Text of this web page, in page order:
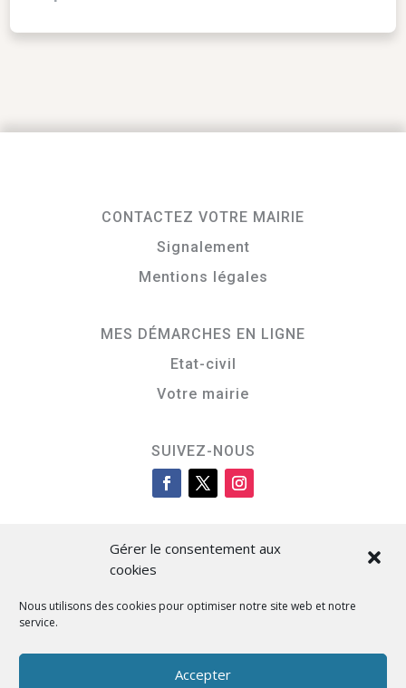
Gérer le consentement aux
cookies
Nous utilisons des cookies pour optimiser notre site web et notre
service.
Accepter
CONTACTEZ VOTRE MAIRIE
Signalement
Mentions légales
MES DÉMARCHES EN LIGNE
Etat-civil
Votre mairie
SUIVEZ-NOUS
Cità di L’Isula